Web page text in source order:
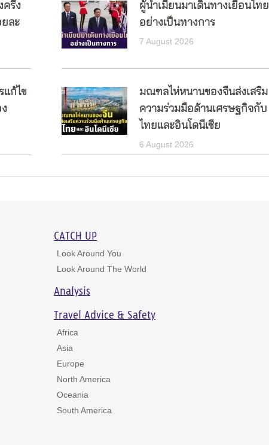
ครึ่ง
ละ
ผู้นำเมียนมาเดินทางเยือนไทย
อย่างเป็นทางการ
7 August 2026
ก้ไข
มณฑลไห่หนานของจีนส่งเสริม
ความร่วมมือด้านเศรษฐกิจกับ
ไทยและอินโดนีเซีย
6 August 2026
CATCH UP
Look Around You
Look Around The World
Analysis
Travel Advice & Safety
Africa
Asia
Europe
North America
Oceania
South America